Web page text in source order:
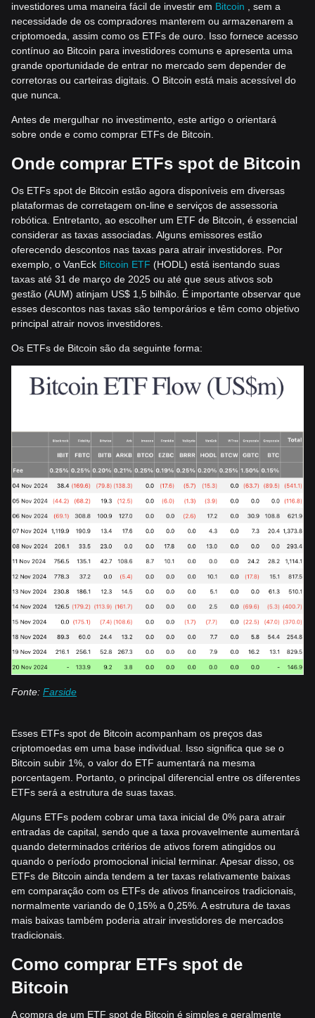
investidores uma maneira fácil de investir em Bitcoin , sem a
necessidade de os compradores manterem ou armazenarem a
criptomoeda, assim como os ETFs de ouro. Isso fornece acesso
contínuo ao Bitcoin para investidores comuns e apresenta uma
grande oportunidade de entrar no mercado sem depender de
corretoras ou carteiras digitais. O Bitcoin está mais acessível do
que nunca.
Antes de mergulhar no investimento, este artigo o orientará
sobre onde e como comprar ETFs de Bitcoin.
Onde comprar ETFs spot de Bitcoin
Os ETFs spot de Bitcoin estão agora disponíveis em diversas
plataformas de corretagem on-line e serviços de assessoria
robótica. Entretanto, ao escolher um ETF de Bitcoin, é essencial
considerar as taxas associadas. Alguns emissores estão
oferecendo descontos nas taxas para atrair investidores. Por
exemplo, o VanEck Bitcoin ETF (HODL) está isentando suas
taxas até 31 de março de 2025 ou até que seus ativos sob
gestão (AUM) atinjam US$ 1,5 bilhão. É importante observar que
esses descontos nas taxas são temporários e têm como objetivo
principal atrair novos investidores.
Os ETFs de Bitcoin são da seguinte forma:
Fonte: Farside
Esses ETFs spot de Bitcoin acompanham os preços das
criptomoedas em uma base individual. Isso significa que se o
Bitcoin subir 1%, o valor do ETF aumentará na mesma
porcentagem. Portanto, o principal diferencial entre os diferentes
ETFs será a estrutura de suas taxas.
Alguns ETFs podem cobrar uma taxa inicial de 0% para atrair
entradas de capital, sendo que a taxa provavelmente aumentará
quando determinados critérios de ativos forem atingidos ou
quando o período promocional inicial terminar. Apesar disso, os
ETFs de Bitcoin ainda tendem a ter taxas relativamente baixas
em comparação com os ETFs de ativos financeiros tradicionais,
normalmente variando de 0,15% a 0,25%. A estrutura de taxas
mais baixas também poderia atrair investidores de mercados
tradicionais.
Como comprar ETFs spot de
Bitcoin
A compra de um ETF spot de Bitcoin é simples e geralmente